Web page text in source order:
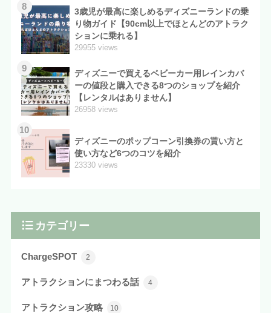
8
3歳児が最高に楽しめるディズニーランドの乗
り物ガイド【90cm以上でほとんどのアトラク
ションに乗れる】
29955 views
9
ディズニーで買えるベビーカー用レインカバ
ーの値段と購入できる8つのショップを紹介
【レンタルはありません】
26958 views
10
ディズニーのポップコーン引換券の貰い方と
使い方など6つのコツを紹介
23330 views
カテゴリー
ChargeSPOT 2
アトラクションにまつわる話 4
アトラクション攻略 10